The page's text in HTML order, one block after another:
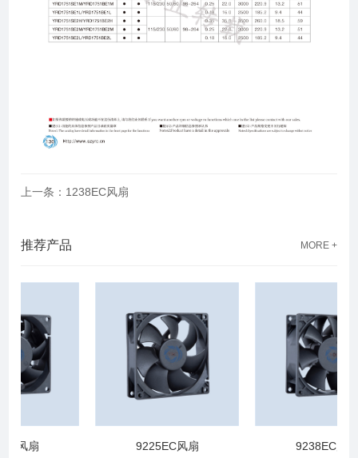
上一条：1238EC风扇
推荐产品 MORE +
风扇 9225EC风扇 9238EC风扇